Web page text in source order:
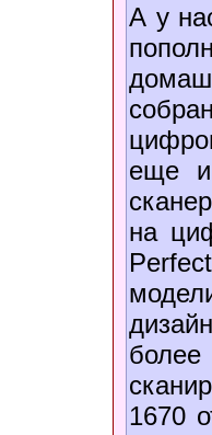
А у
еще и
на
1670